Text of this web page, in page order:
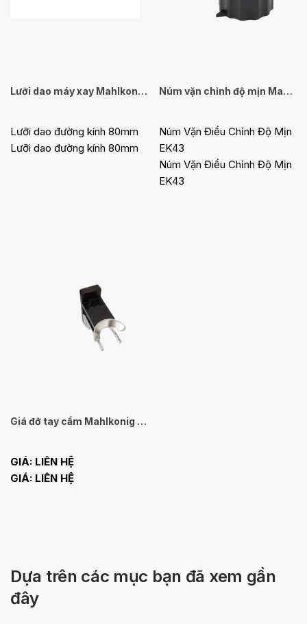
Lưỡi dao máy xay Mahlkonig E80 / E80GBW
Lưỡi dao đường kính 80mm
Lưỡi dao đường kính 80mm
Núm vặn chỉnh độ mịn Mahlkonig EK43
Núm Vặn Điều Chỉnh Độ Mịn
EK43
Núm Vặn Điều Chỉnh Độ Mịn
EK43
Giá đỡ tay cầm Mahlkonig EK OMNIA
GIÁ: LIÊN HỆ
GIÁ: LIÊN HỆ
Dựa trên các mục bạn đã xem gần
đây